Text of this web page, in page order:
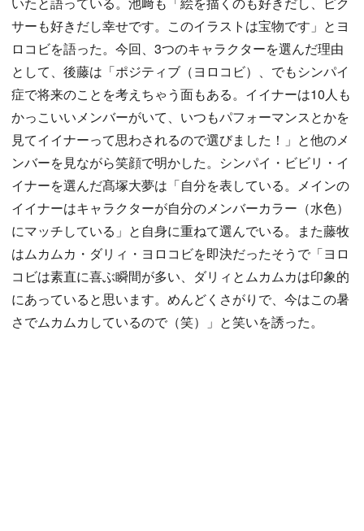
サーも好きだし幸せです。このイラストは宝物です」とヨ
ロコビを語った。今回、3つのキャラクターを選んだ理由
として、後藤は「ポジティブ（ヨロコビ）、でもシンパイ
症で将来のことを考えちゃう面もある。イイナーは10人も
かっこいいメンバーがいて、いつもパフォーマンスとかを
見てイイナーって思わされるので選びました！」と他のメ
ンバーを見ながら笑顔で明かした。シンパイ・ビビリ・イ
イナーを選んだ髙塚大夢は「自分を表している。メインの
イイナーはキャラクターが自分のメンバーカラー（水色）
にマッチしている」と自身に重ねて選んでいる。また藤牧
はムカムカ・ダリィ・ヨロコビを即決だったそうで「ヨロ
コビは素直に喜ぶ瞬間が多い、ダリィとムカムカは印象的
にあっていると思います。めんどくさがりで、今はこの暑
さでムカムカしているので（笑）」と笑いを誘った。